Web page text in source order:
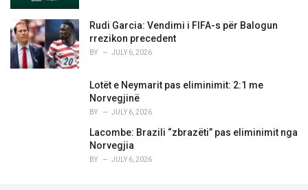
Rudi Garcia: Vendimi i FIFA-s për Balogun
rrezikon precedent
BY JULY 6, 2026
Lotët e Neymarit pas eliminimit: 2:1 me
Norvegjinë
BY JULY 6, 2026
Lacombe: Brazili “zbrazëti” pas eliminimit nga
Norvegjia
BY JULY 6, 2026